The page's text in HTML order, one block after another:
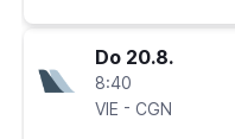
Do 20.8.
8:40
VIE - CGN